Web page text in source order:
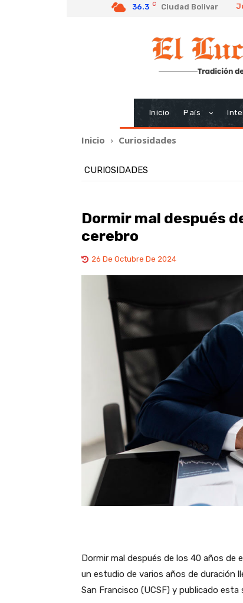
36.3 C Ciudad Bolivar
Inicio País
Inicio Curiosidades
CURIOSIDADES
Dormir mal después
cerebro
26 De Octubre De 2024
Dormir mal después de los 40 años de
un estudio de varios años de duración
San Francisco (UCSF) y publicado esta